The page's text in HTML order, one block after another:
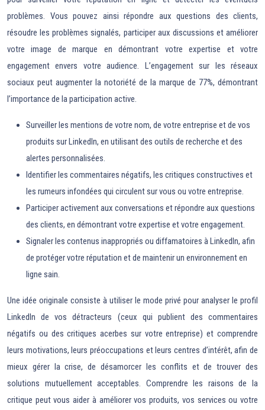
problèmes. Vous pouvez ainsi répondre aux questions des clients,
résoudre les problèmes signalés, participer aux discussions et améliorer
votre image de marque en démontrant votre expertise et votre
engagement envers votre audience. L’engagement sur les réseaux
sociaux peut augmenter la notoriété de la marque de 77%, démontrant
l’importance de la participation active.
Surveiller les mentions de votre nom, de votre entreprise et de vos
produits sur LinkedIn, en utilisant des outils de recherche et des
alertes personnalisées.
Identifier les commentaires négatifs, les critiques constructives et
les rumeurs infondées qui circulent sur vous ou votre entreprise.
Participer activement aux conversations et répondre aux questions
des clients, en démontrant votre expertise et votre engagement.
Signaler les contenus inappropriés ou diffamatoires à LinkedIn, afin
de protéger votre réputation et de maintenir un environnement en
ligne sain.
Une idée originale consiste à utiliser le mode privé pour analyser le profil
LinkedIn de vos détracteurs (ceux qui publient des commentaires
négatifs ou des critiques acerbes sur votre entreprise) et comprendre
leurs motivations, leurs préoccupations et leurs centres d’intérêt, afin de
mieux gérer la crise, de désamorcer les conflits et de trouver des
solutions mutuellement acceptables. Comprendre les raisons de la
critique peut vous aider à améliorer vos produits, vos services ou votre